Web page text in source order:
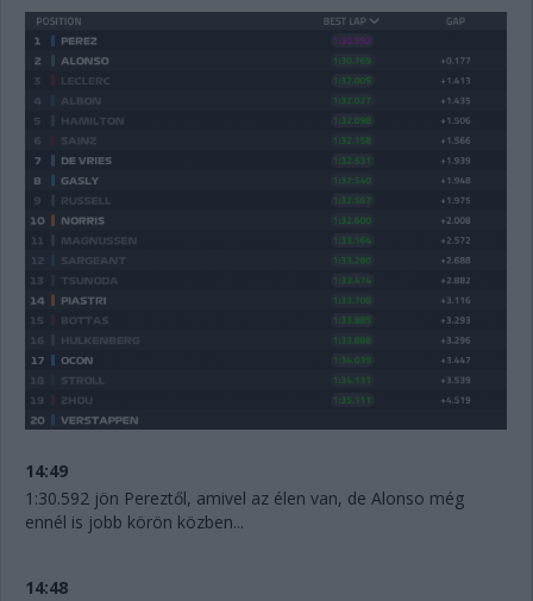
14:49
1:30.592 jön Pereztől, amivel az élen van, de Alonso még
ennél is jobb körön közben...
14:48